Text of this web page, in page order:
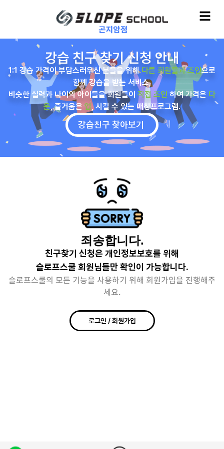
강습 친구 찾기 신청 안내
1:1 강습 가격이 부담스러우신 분들을 위해다른 회원들과 조인으로
함꼐 강습을 받는 서비스,
비슷한 실력과 나이의 아이들을 회원들이 직접 조인 하여 가격은 다
운, 즐거움은업, 시킬 수 있는 매칭프로그램.
강습친구 찾아보기
죄송합니다.
친구찾기 신청은 개인정보보호를 위해
슬로프스쿨 회원님들만 확인이 가능합니다.
슬로프스쿨의 모든 기능을 사용하기 위해 회원가입을 진행해주
세요.
로그인 / 회원가입